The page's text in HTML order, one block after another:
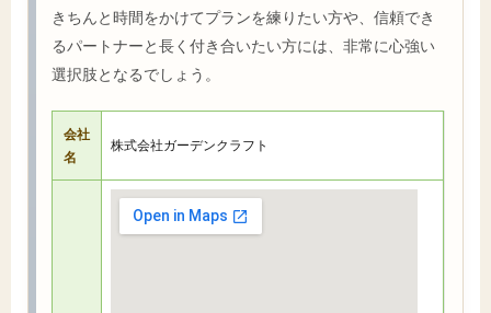
きちんと時間をかけてプランを練りたい方や、信頼でき
るパートナーと長く付き合いたい方には、非常に心強い
選択肢となるでしょう。
会社
名
株式会社ガーデンクラフト